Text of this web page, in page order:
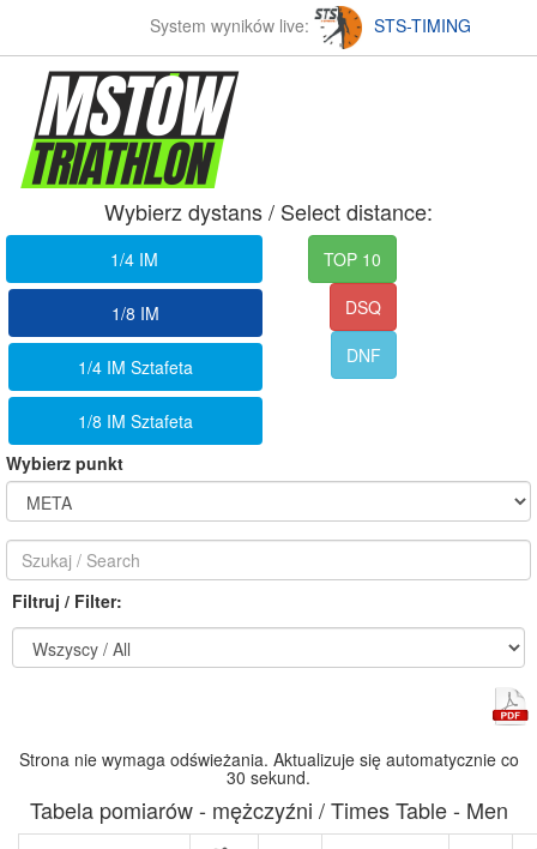
System wyników live: STS-TIMING
Wybierz dystans / Select distance:
1/4 IM
1/8 IM
1/4 IM Sztafeta
1/8 IM Sztafeta
TOP 10
DSQ
DNF
Wybierz punkt
Filtruj / Filter:
Strona nie wymaga odświeżania. Aktualizuje się automatycznie co
30 sekund.
Tabela pomiarów - mężczyźni / Times Table - Men